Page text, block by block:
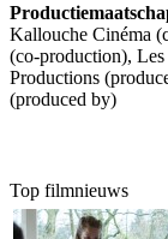
Kallouche Cinéma
(co-production),
Productions
(produced by)
Top filmnieuws